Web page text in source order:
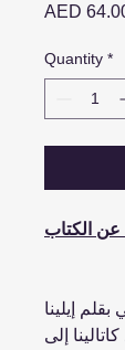
AED
Quantity *
عن الكتاب
إيلينا
إلى